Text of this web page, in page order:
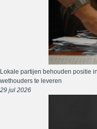
Lokale partijen behouden positie
wethouders te leveren
29 jul 2026